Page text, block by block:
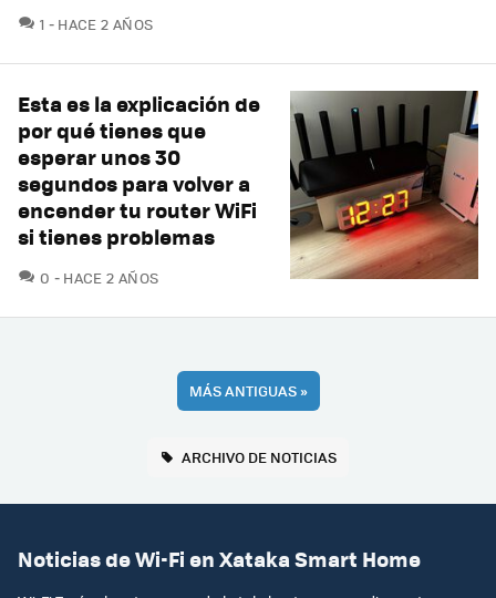
1 COMENTARIOS
HACE 2 AÑOS
Esta es la explicación de
por qué tienes que
esperar unos 30
segundos para volver a
encender tu router WiFi
si tienes problemas
0 COMENTARIOS
HACE 2 AÑOS
MÁS ANTIGUAS»
ARCHIVO DE NOTICIAS
Noticias de Wi-Fi en Xataka Smart Home